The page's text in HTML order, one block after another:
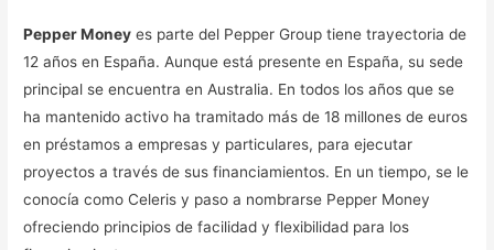
Pepper Money es parte del Pepper Group tiene trayectoria de
12 años en España. Aunque está presente en España, su sede
principal se encuentra en Australia. En todos los años que se
ha mantenido activo ha tramitado más de 18 millones de euros
en préstamos a empresas y particulares, para ejecutar
proyectos a través de sus financiamientos. En un tiempo, se le
conocía como Celeris y paso a nombrarse Pepper Money
ofreciendo principios de facilidad y flexibilidad para los